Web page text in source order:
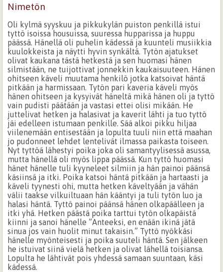
Nimetön
Oli kylmä syyskuu ja pikkukylän puiston penkillä istui
tyttö isoissa housuissa, suuressa hupparissa ja huppu
päässä. Hänellä oli puhelin kädessä ja kuunteli musiikkia
kuulokkeista ja näytti hyvin synkältä. Tytön ajatukset
olivat kaukana tästä hetkestä ja sen huomasi hänen
silmistään, ne tuijottivat jonnekkin kaukaisuuteen. Hänen
ohitseen käveli muutama henkilö jotka katsoivat häntä
pitkään ja harmissaan. Tytön pari kaveria käveli myös
hänen ohitseen ja kysyivät häneltä mikä hänen oli ja tyttö
vain pudisti päätään ja vastasi ettei olisi mikään. He
juttelivat hetken ja halasivat ja kaverit lähti ja tuo tyttö
jäi edelleen istumaan penkille. Sää alkoi pikku hiljaa
viilenemään entisestään ja lopulta tuuli niin että maahan
jo pudonneet lehdet lentelivät ilmassa paikasta toiseen.
Nyt tyttöä lähestyi poika joka oli samantyylisessä asussa,
mutta hänellä oli myös lippa päässä. Kun tyttö huomasi
hänet hänelle tuli kyyneleet silmiin ja hän painoi päänsä
käsiinsä ja itki. Poika katsoi häntä pitkään ja hartaasti ja
käveli tyynesti ohi, mutta hetken käveltyään ja vähän
välii taakse vilkuiltuaan hän kääntyi ja tuli tytön luo ja
halasi häntä. Tyttö painoi päänsä hänen olkapäälleen ja
itki yhä. Hetken päästä poika tarttui tytön olkapäistä
kiinni ja sanoi hänelle ”Anteeksi, en enään ikinä jätä
sinua jos vain huolit minut takaisin.” Tyttö nyökkäsi
hänelle myönteisesti ja poika suuteli häntä. Sen jälkeen
he istuivat siinä vielä hetken ja olivat lähellä toisiansa.
Lopulta he lähtivät pois yhdessä samaan suuntaan, käsi
kädessä.